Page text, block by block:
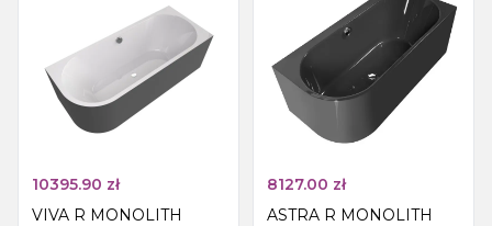
10395.90 zł
VIVA R MONOLITH
8127.00 zł
ASTRA R MONOLITH